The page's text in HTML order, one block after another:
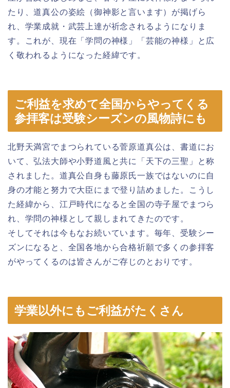
たり、道真公の姿絵（御神影と言います）が掲げら
れ、学業成就・武芸上達が祈念されるようになりま
す。これが、現在「学問の神様」「芸能の神様」と広
く敬われるようになった経緯です。
ご利益を求めて全国からやってくる
参拝客は受験シーズンの風物詩にも
北野天満宮でまつられている菅原道真公は、書道にお
いて、弘法大師や小野道風と共に「天下の三聖」と称
されました。道真公自身も藤原氏一族ではないのに自
身の才能と努力で大臣にまで登り詰めました。こうし
た経緯から、江戸時代になると全国の寺子屋でまつら
れ、学問の神様として親しまれてきたのです。
そしてそれは今もなお続いています。毎年、受験シー
ズンになると、全国各地から合格祈願で多くの参拝客
がやってくるのは皆さんがご存じのとおりです。
学業以外にもご利益がたくさん